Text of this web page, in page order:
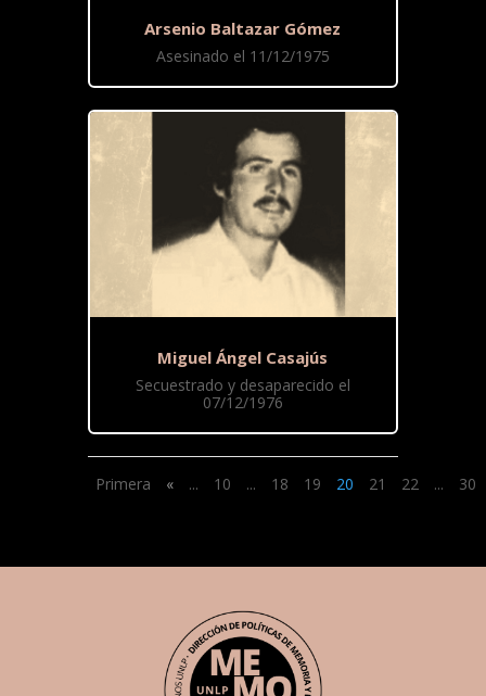
Arsenio Baltazar Gómez
Asesinado el 11/12/1975
Miguel Ángel Casajús
Secuestrado y desaparecido el
07/12/1976
Primera « ... 10 ... 18 19 20 21 22 ... 30